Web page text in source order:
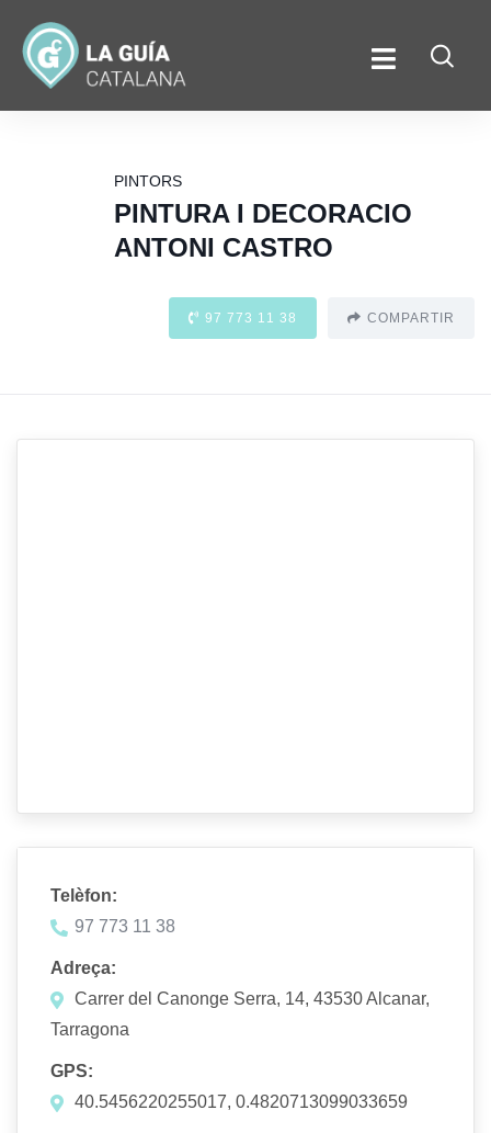
PINTORS
PINTURA I DECORACIO
ANTONI CASTRO
97 773 11 38 COMPARTIR
Telèfon:
97 773 11 38
Adreça:
Carrer del Canonge Serra, 14, 43530 Alcanar,
Tarragona
GPS:
40.5456220255017, 0.4820713099033659